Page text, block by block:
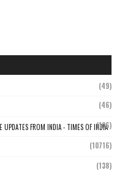
(49)
(46)
UPDATES FROM INDIA - TIMES OF INDIA
(106)
(10716)
(138)